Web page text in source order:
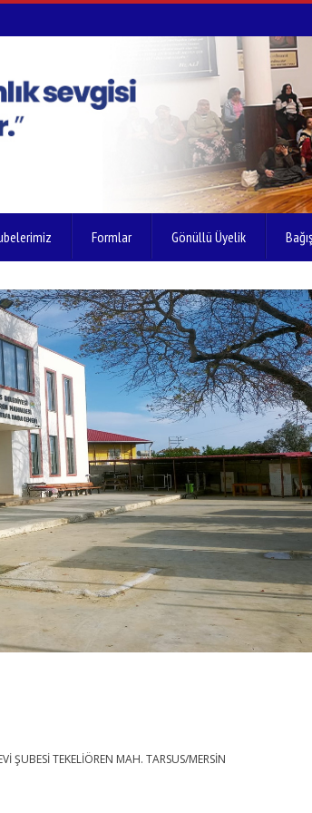
Formlar Gönüllü Üyelik Bağış
ŞUBESİ TEKELİÖREN MAH. TARSUS/MERSİN